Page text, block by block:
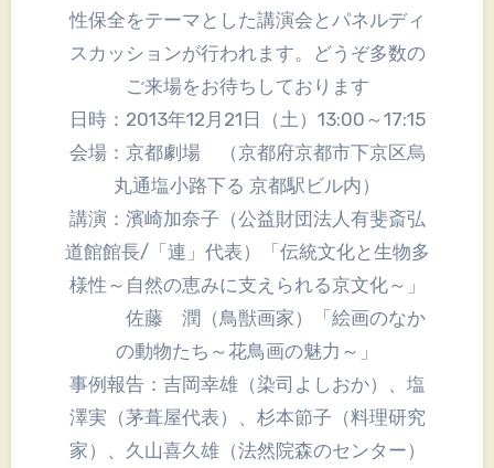
性保全をテーマとした講演会とパネルディ
スカッションが行われます。どうぞ多数の
ご来場をお待ちしております
日時：2013年12月21日（土）13:00～17:15
会場：京都劇場 （京都府京都市下京区烏
丸通塩小路下る 京都駅ビル内）
講演：濱崎加奈子（公益財団法人有斐斎弘
道館館長/「連」代表）「伝統文化と生物多
様性～自然の恵みに支えられる京文化～」
佐藤 潤（鳥獣画家）「絵画のなか
の動物たち～花鳥画の魅力～」
事例報告：吉岡幸雄（染司よしおか）、塩
澤実（茅葺屋代表）、杉本節子（料理研究
家）、久山喜久雄（法然院森のセンター）